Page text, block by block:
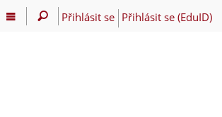
Přihlásit se Přihlásit se (EduID)